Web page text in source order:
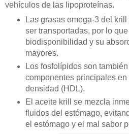
vehículos de las lipoproteínas.
Las grasas omega-3 del
ser transportadas, por lo que
biodisponibilidad y su
mayores.
Los fosfolípidos son
componentes principales
densidad (HDL).
El aceite krill se mezcla
fluidos del estómago,
el estómago y el mal sabor